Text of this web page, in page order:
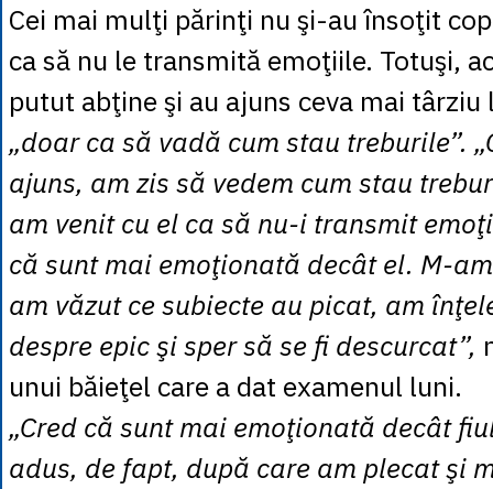
Cei mai mulţi părinţi nu şi-au însoţit
ca să nu le transmită emoţiile. Totuşi,
putut abţine şi au ajuns ceva mai târziu
„doar ca să vadă cum stau treburile”.
ajuns, am zis să vedem cum stau
am venit cu el ca să nu-i transmit
că sunt mai emoţionată decât el. M-
am văzut ce subiecte au picat, am
despre epic şi sper să se fi descurcat”,
unui băieţel care a dat examenul luni.
„Cred că sunt mai emoţionată decât
adus, de fapt, după care am plecat şi